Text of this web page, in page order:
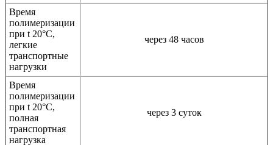
Время
полимеризации
при t 20°C,
легкие
транспортные
нагрузки
через 48 часов
Время
полимеризации
при t 20°C,
полная
транспортная
нагрузка
через 3 суток